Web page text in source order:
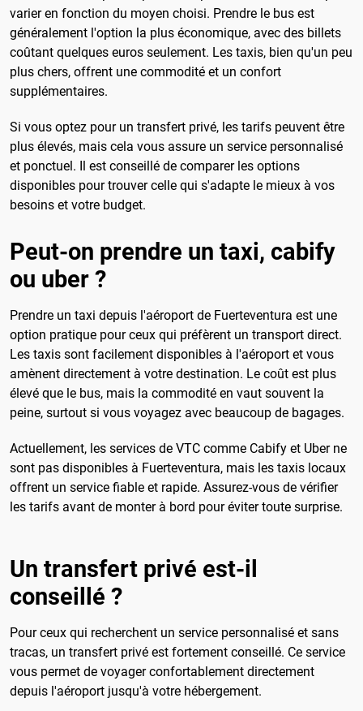
varier en fonction du moyen choisi. Prendre le bus est
généralement l'option la plus économique, avec des billets
coûtant quelques euros seulement. Les taxis, bien qu'un peu
plus chers, offrent une commodité et un confort
supplémentaires.
Si vous optez pour un transfert privé, les tarifs peuvent être
plus élevés, mais cela vous assure un service personnalisé
et ponctuel. Il est conseillé de comparer les options
disponibles pour trouver celle qui s'adapte le mieux à vos
besoins et votre budget.
Peut-on prendre un taxi, cabify
ou uber ?
Prendre un taxi depuis l'aéroport de Fuerteventura est une
option pratique pour ceux qui préfèrent un transport direct.
Les taxis sont facilement disponibles à l'aéroport et vous
amènent directement à votre destination. Le coût est plus
élevé que le bus, mais la commodité en vaut souvent la
peine, surtout si vous voyagez avec beaucoup de bagages.
Actuellement, les services de VTC comme Cabify et Uber ne
sont pas disponibles à Fuerteventura, mais les taxis locaux
offrent un service fiable et rapide. Assurez-vous de vérifier
les tarifs avant de monter à bord pour éviter toute surprise.
Un transfert privé est-il
conseillé ?
Pour ceux qui recherchent un service personnalisé et sans
tracas, un transfert privé est fortement conseillé. Ce service
vous permet de voyager confortablement directement
depuis l'aéroport jusqu'à votre hébergement.